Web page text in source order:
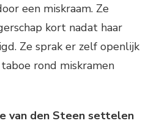
een miskraam. Ze
kort nadat haar
Ze sprak er zelf openlijk
rond miskramen
van den Steen settelen